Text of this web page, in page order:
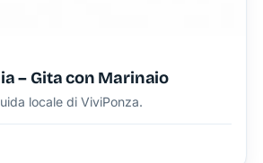
– Gita con Marinaio
locale di ViviPonza.